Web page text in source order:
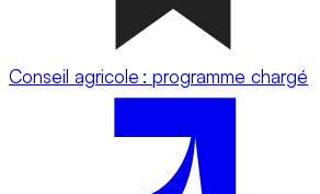
Conseil agricole : programme chargé